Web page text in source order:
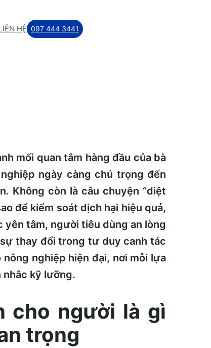
HỆ 097 444 3441
mối quan tâm hàng đầu của bà
ngày càng chú trọng đến
Không còn là câu chuyện “diệt
để kiểm soát dịch hại hiệu quả,
tâm, người tiêu dùng an lòng
thay đổi trong tư duy canh tác
nghiệp hiện đại, nơi mỗi lựa
kỹ lưỡng.
cho người là gì
trọng